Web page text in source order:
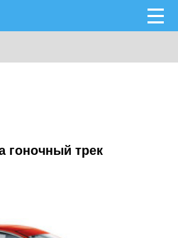
гоночный трек